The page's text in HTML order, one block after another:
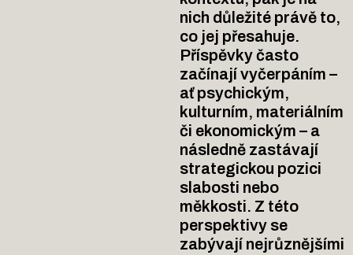
nich důležité právě to,
co jej přesahuje.
Příspěvky často
začínají vyčerpáním –
ať psychickým,
kulturním, materiálním
či ekonomickým – a
následně zastávají
strategickou pozici
slabosti nebo
měkkosti. Z této
perspektivy se
zabývají nejrůznějšími